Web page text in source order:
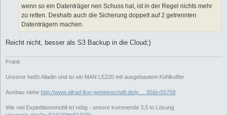
wenn so ein Datenträger nen Schuss hat, ist in der Regel nichts mehr
zu retten. Deshalb auch die Sicherung doppelt auf 2 getrennten
Datenträgern machen.
Reicht nicht, besser als S3 Backup in die Cloud;)
Frank
Unserer heißt Alladin und ist ein MAN LE220 mit ausgebautem Kühlkoffer
Ausbau siehe http://www.allrad-lkw-gemeinschaft.de/p ... 35&t=55758
Wie viel Expeditionsmobil ist nötig - unsere kommende 3,5 to Lösung